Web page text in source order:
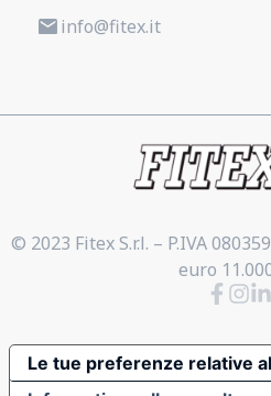
info@fitex.it
© 2023 Fitex S.r.l. – P.IVA
euro
Le tue preferenze relative